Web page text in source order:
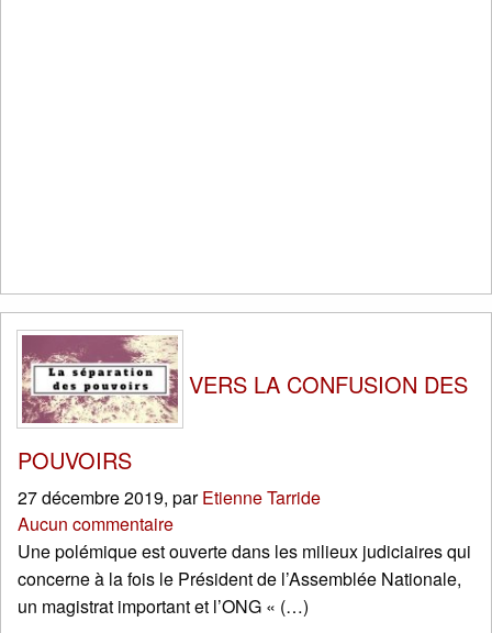
VERS LA CONFUSION DES
POUVOIRS
27 décembre 2019, parEtienne Tarride
Aucun commentaire
Une polémique est ouverte dans les milieux judiciaires qui
concerne à la fois le Président de l’Assemblée Nationale,
un magistrat important et l’ONG « (…)